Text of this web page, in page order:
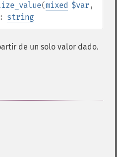
(mixed $var,
string
de un solo valor dado.